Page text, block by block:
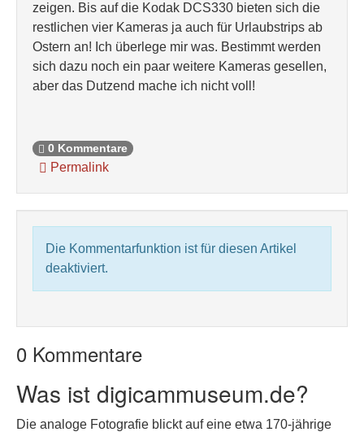
zeigen. Bis auf die Kodak DCS330 bieten sich die
restlichen vier Kameras ja auch für Urlaubstrips ab
Ostern an! Ich überlege mir was. Bestimmt werden
sich dazu noch ein paar weitere Kameras gesellen,
aber das Dutzend mache ich nicht voll!
0 Kommentare
Permalink
Die Kommentarfunktion ist für diesen Artikel
deaktiviert.
0 Kommentare
Was ist digicammuseum.de?
Die analoge Fotografie blickt auf eine etwa 170-jährige